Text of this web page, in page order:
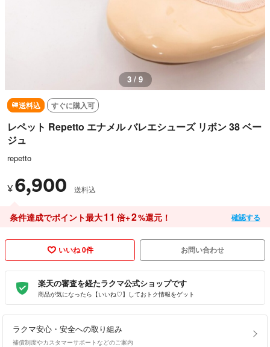
3 / 9
送料込 すぐに購入可
レペット Repetto エナメル バレエシューズ リボン 38 ベー
ジュ
repetto
¥ 6,900 送料込
条件達成でポイント最大11 倍+2%還元！ 確認する
いいね 0件 お問い合わせ
楽天の審査を経たラクマ公式ショップです
商品が気になったら【いいね♡】しておトク情報をゲット
ラクマ安心・安全への取り組み
補償制度やカスタマーサポートなどのご案内